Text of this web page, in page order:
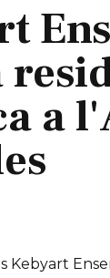
a
Kebyart